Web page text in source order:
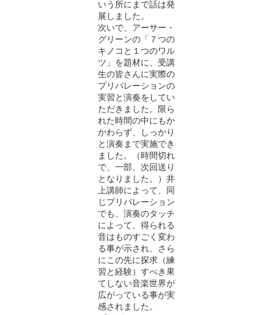
いう所にまで話は発
展しました。
次いで、アーサー・
グリーンの「７つの
キノコと１つのワル
ツ」を題材に、受講
生の皆さんに実際の
プリパレーションの
実習と演奏をしてい
ただきました。限ら
れた時間の中にもか
かわらず、しっかり
と演奏まで実施でき
ました。（時間切れ
で、一部、次回送り
となりました。）井
上講師によって、同
じプリパレーション
でも、演奏のタッチ
によって、得られる
音はものすごく変わ
る事が示され、さら
にこの先に探求（練
習と経験）すべき果
てしない音楽世界が
広がっている事が実
感されました。